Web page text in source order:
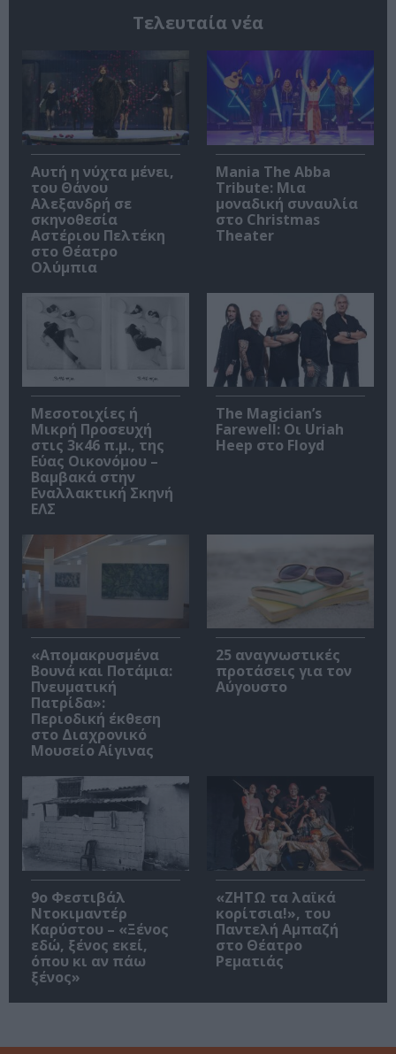
Τελευταία νέα
Αυτή η νύχτα μένει,
του Θάνου
Αλεξανδρή σε
σκηνοθεσία
Αστέριου Πελτέκη
στο Θέατρο
Ολύμπια
Mania The Abba
Tribute: Μια
μοναδική συναυλία
στο Christmas
Theater
Μεσοτοιχίες ή
Μικρή Προσευχή
στις 3κ46 π.μ., της
Εύας Οικονόμου –
Βαμβακά στην
Εναλλακτική Σκηνή
ΕΛΣ
The Magician’s
Farewell: Οι Uriah
Heep στο Floyd
«Απομακρυσμένα
Βουνά και Ποτάμια:
Πνευματική
Πατρίδα»:
Περιοδική έκθεση
στο Διαχρονικό
Μουσείο Αίγινας
25 αναγνωστικές
προτάσεις για τον
Αύγουστο
9ο Φεστιβάλ
Ντοκιμαντέρ
Καρύστου – «Ξένος
εδώ, ξένος εκεί,
όπου κι αν πάω
ξένος»
«ΖΗΤΩ τα λαϊκά
κορίτσια!», του
Παντελή Αμπαζή
στο Θέατρο
Ρεματιάς